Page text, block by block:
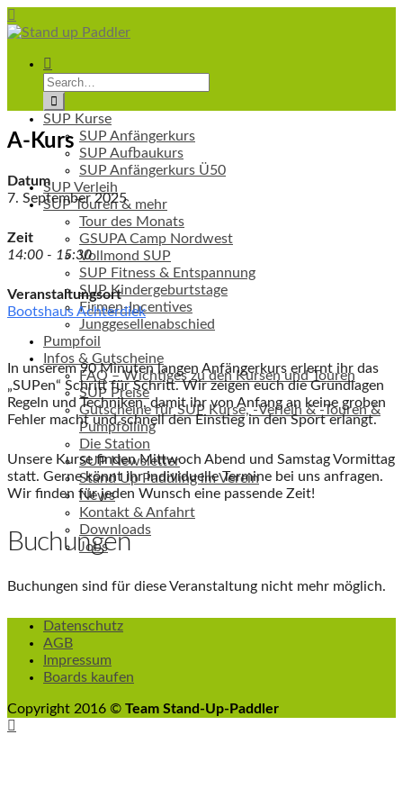
SUP Kurse
SUP Anfängerkurs
SUP Aufbaukurs
SUP Anfängerkurs Ü50
SUP Verleih
SUP Touren & mehr
Tour des Monats
GSUPA Camp Nordwest
Vollmond SUP
SUP Fitness & Entspannung
SUP Kindergeburtstage
Firmen-Incentives
Junggesellenabschied
Pumpfoil
Infos & Gutscheine
FAQ – Wichtiges zu den Kursen und Touren
SUP Preise
Gutscheine für SUP Kurse, -Verleih & -Touren &
Pumpfoiling
Die Station
SUP Newsletter
Stand Up Paddling im Verein
News
Kontakt & Anfahrt
Downloads
Jobs
A-Kurs
Datum
7. September 2025
Zeit
14:00 - 15:30
Veranstaltungsort
Bootshaus Achterdiek
In unserem 90 Minuten langen Anfängerkurs erlernt ihr das
„SUPen“ Schritt für Schritt. Wir zeigen euch die Grundlagen
Regeln und Techniken, damit ihr von Anfang an keine groben
Fehler macht und schnell den Einstieg in den Sport erlangt.
Unsere Kurse finden Mittwoch Abend und Samstag Vormittag
statt. Gerne könnt ihr individuelle Termine bei uns anfragen.
Wir finden für jeden Wunsch eine passende Zeit!
Buchungen
Buchungen sind für diese Veranstaltung nicht mehr möglich.
Datenschutz
AGB
Impressum
Boards kaufen
Copyright 2016 © Team Stand-Up-Paddler